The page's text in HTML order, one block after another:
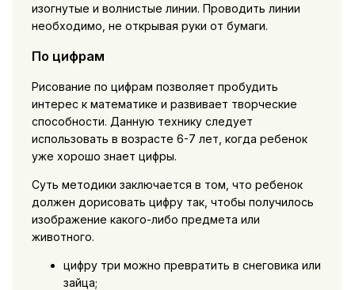
изогнутые и волнистые линии. Проводить линии
необходимо, не открывая руки от бумаги.
По цифрам
Рисование по цифрам позволяет пробудить
интерес к математике и развивает творческие
способности. Данную технику следует
использовать в возрасте 6-7 лет, когда ребенок
уже хорошо знает цифры.
Суть методики заключается в том, что ребенок
должен дорисовать цифру так, чтобы получилось
изображение какого-либо предмета или
животного.
цифру три можно превратить в снеговика или
зайца;